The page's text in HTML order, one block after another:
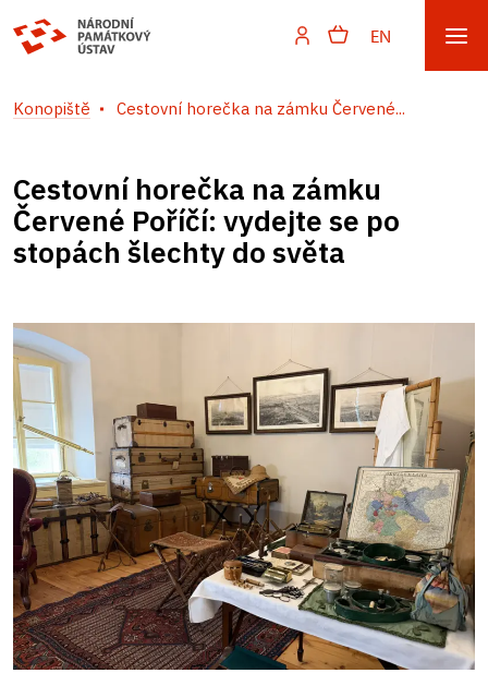
EN
Konopiště Cestovní horečka na zámku Červené...
Cestovní horečka na zámku
Červené Poříčí: vydejte se po
stopách šlechty do světa